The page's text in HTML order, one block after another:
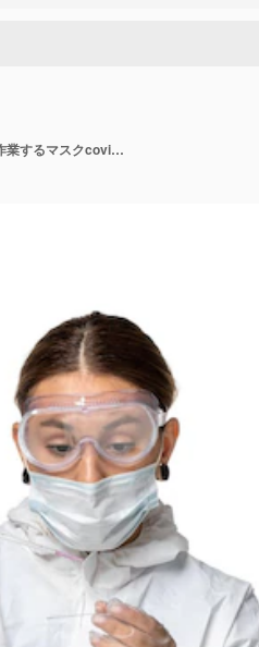
防護服を着た正面図の女性医師と白い背景のソリューションで作業するマスクcovidウイルスパンデミックコロナウイルス